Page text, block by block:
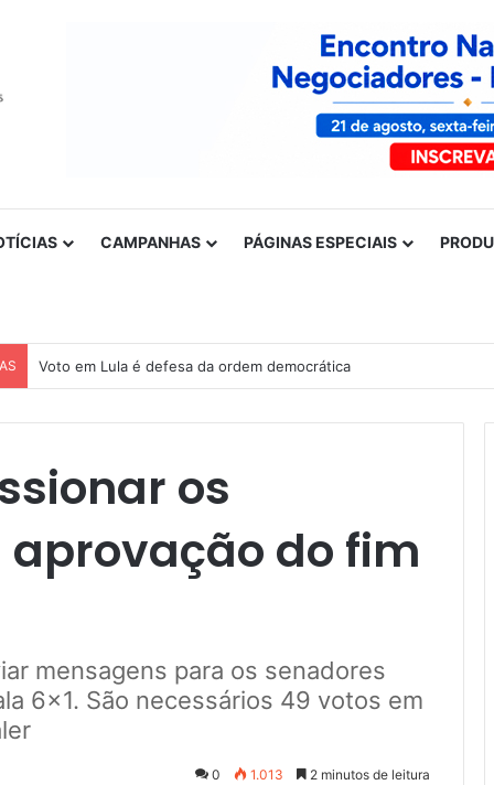
CAMPANHAS PÁGINAS ESPECIAIS
Nota de solidariedade ao povo venezuelano
os
do fim
mensagens para os senadores
6x1. São necessários 49 votos em
0 1.013 2 minutos de leitura